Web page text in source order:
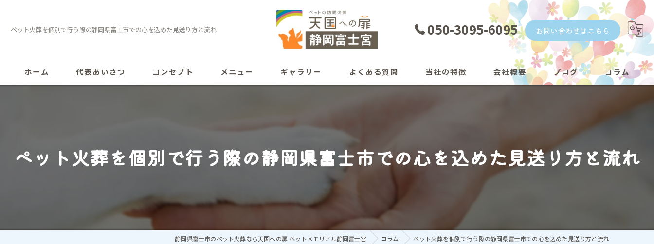
ペット火葬を個別で行う際の静岡県富士市での心を込めた見送り方と流れ 050-3095-6095 お問い合わせはこちら
ホーム 代表あいさつ コンセプト メニュー ギャラリー よくある質問 当社の特徴
ペットのメッセージ
会社概要 ブログ コラム
ペット火葬を個別で行う際の静岡県富士市での心を込めた見送り方と流れ
静岡県富士市のペット火葬なら天国への扉 ペットメモリアル静岡富士宮 コラム ペット火葬を個別で行う際の静岡県富士市での心を込めた見送り方と流れ